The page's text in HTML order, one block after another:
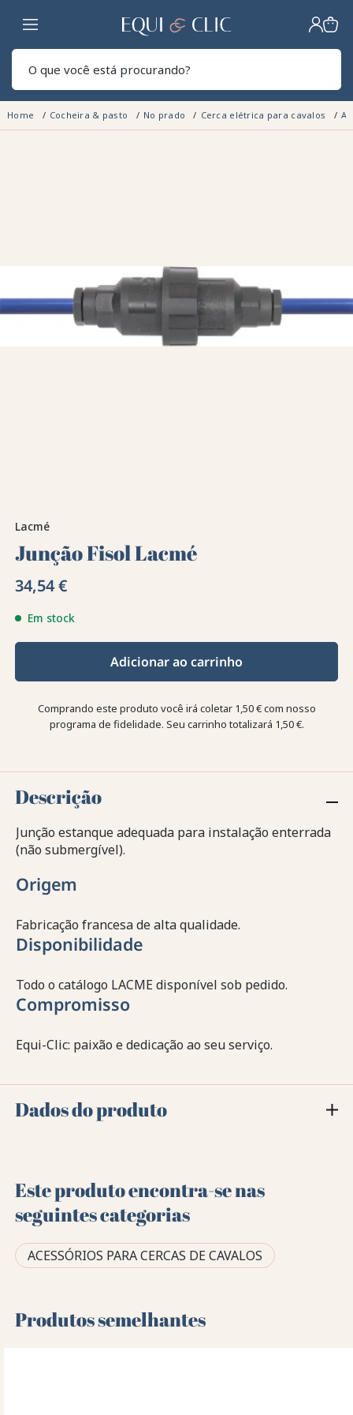
Lar
Home Cocheira & pasto No prado Cerca elétrica para cavalos
Lacmé
Junção Fisol Lacmé
34,54 €
Em stock
Adicionar ao carrinho
Comprando este produto você irá coletar 1,50 €com nosso
programa de fidelidade. Seu carrinho totalizará 1,50 €.
Descrição
Junção estanque adequada para instalação enterrada
(não submergível).
Origem
Fabricação francesa de alta qualidade.
Disponibilidade
Todo o catálogo LACME disponível sob pedido.
Compromisso
Equi-Clic: paixão e dedicação ao seu serviço.
Dados do produto
Este produto encontra-se nas
seguintes categorias
ACESSÓRIOS PARA CERCAS DE CAVALOS
Produtos semelhantes